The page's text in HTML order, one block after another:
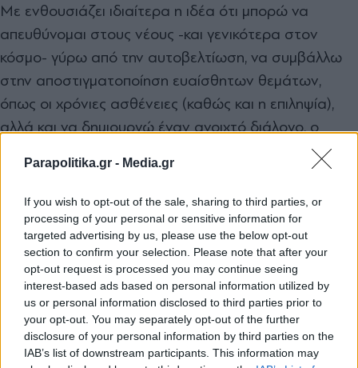
Parapolitika.gr - Media.gr
If you wish to opt-out of the sale, sharing to third parties, or
processing of your personal or sensitive information for
targeted advertising by us, please use the below opt-out
section to confirm your selection. Please note that after your
opt-out request is processed you may continue seeing
interest-based ads based on personal information utilized by
us or personal information disclosed to third parties prior to
your opt-out. You may separately opt-out of the further
disclosure of your personal information by third parties on the
IAB’s list of downstream participants. This information may
Με ενθουσιάζει ιδιαίτερα η ιδέα ότι µπορώ να
απευθύνοµαι στους νέους -και γενικότερα στον
κόσµο- γύρω από την αυτοβελτίωση, να συµβάλλω
στην αποστιγµατοποίηση ευαίσθητων θεµάτων,
όπως οι χρόνιες ασθένειες (καθώς και η επιληψία),
αλλά και να δηµιουργώ έναν ανοιχτό διάλογο, ο
οποίος δυνητικά µπορεί να λειτουργήσει ως πηγή
έµπνευσης και κινητοποίησης.
*Δημοσιεύτηκε στο Secret στις 4/4/2026
TAGS:
#Θωμαή Απέργη#Μουσική #Ψυχολογία#συνέντευξη
Ακολουθήστε το